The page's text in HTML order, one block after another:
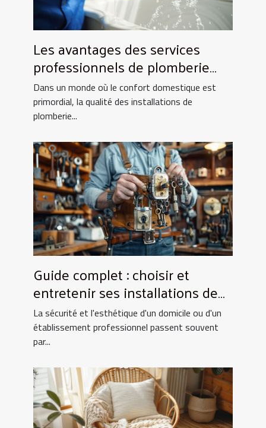
Les avantages des services
professionnels de plomberie
pour votre foyer
Dans un monde où le confort domestique est
primordial, la qualité des installations de
plomberie...
Guide complet : choisir et
entretenir ses installations de
fermeture
La sécurité et l'esthétique d'un domicile ou d'un
établissement professionnel passent souvent
par...